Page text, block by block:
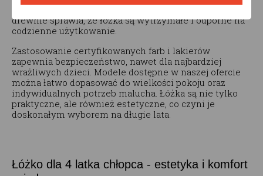
drewnie sprawia, że łóżka są wytrzymałe i odporne na
codzienne użytkowanie.
Zastosowanie certyfikowanych farb i lakierów
zapewnia bezpieczeństwo, nawet dla najbardziej
wrażliwych dzieci. Modele dostępne w naszej ofercie
można łatwo dopasować do wielkości pokoju oraz
indywidualnych potrzeb malucha. Łóżka są nie tylko
praktyczne, ale również estetyczne, co czyni je
doskonałym wyborem na długie lata.
Łóżko dla 4 latka chłopca - estetyka i komfort